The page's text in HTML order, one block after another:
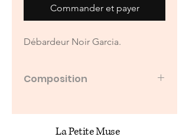
Commander et payer
Débardeur Noir Garcia.
Composition
La Petite Muse